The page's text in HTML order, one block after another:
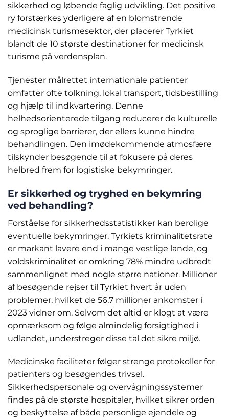
sikkerhed og løbende faglig udvikling. Det positive
ry forstærkes yderligere af en blomstrende
medicinsk turismesektor, der placerer Tyrkiet
blandt de 10 største destinationer for medicinsk
turisme på verdensplan.
Tjenester målrettet internationale patienter
omfatter ofte tolkning, lokal transport, tidsbestilling
og hjælp til indkvartering. Denne
helhedsorienterede tilgang reducerer de kulturelle
og sproglige barrierer, der ellers kunne hindre
behandlingen. Den imødekommende atmosfære
tilskynder besøgende til at fokusere på deres
helbred frem for logistiske bekymringer.
Er sikkerhed og tryghed en bekymring
ved behandling?
Forståelse for sikkerhedsstatistikker kan berolige
eventuelle bekymringer. Tyrkiets kriminalitetsrate
er markant lavere end i mange vestlige lande, og
voldskriminalitet er omkring 78% mindre udbredt
sammenlignet med nogle større nationer. Millioner
af besøgende rejser til Tyrkiet hvert år uden
problemer, hvilket de 56,7 millioner ankomster i
2023 vidner om. Selvom det altid er klogt at være
opmærksom og følge almindelig forsigtighed i
udlandet, understreger disse tal det sikre miljø.
Medicinske faciliteter følger strenge protokoller for
patienters og besøgendes trivsel.
Sikkerhedspersonale og overvågningssystemer
findes på de største hospitaler, hvilket sikrer orden
og beskyttelse af både personlige ejendele og